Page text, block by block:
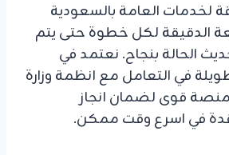
لخدمات العامة بالسعودية
الدقيقة لكل خطوة حتى يتم
الحالة بنجاح. نعتمد في
في التعامل مع انظمة وزارة
ومنصة قوى لضمان انجاز
في اسرع وقت ممكن.